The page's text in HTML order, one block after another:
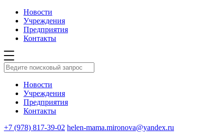
Новости
Учреждения
Предприятия
Контакты
Новости
Учреждения
Предприятия
Контакты
+7 (978) 817-39-02 helen-mama.mironova@yandex.ru